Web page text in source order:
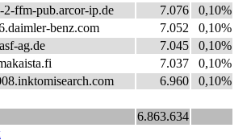
2-ffm-pub.arcor-ip.de 7.076
0,10%
benz.com 7.052
0,10%
ag.de 7.045
0,10%
7.037
0,10%
6.960
0,10%
6.863.634